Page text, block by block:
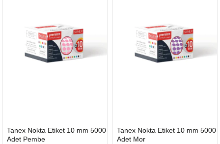
GÖNDERİ
Tanex Nokta Etiket 10 mm 5000
Adet Pembe
GÖNDERİ
Tanex Nokta Etiket 10 mm 5000
Adet Mor